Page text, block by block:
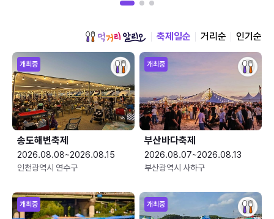
축제일순 거리순 인기순
개최중
송도해변축제
2026.08.08~2026.08.15
인천광역시 연수구
개최중
부산바다축제
2026.08.07~2026.08.13
부산광역시 사하구
개최중 개최중